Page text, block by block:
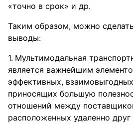
«точно в срок» и др.
Таким образом, можно
выводы:
Мультимодальная
является важнейшим
эффективных,
приносящих большую
отношений между
расположенных удаленно друг